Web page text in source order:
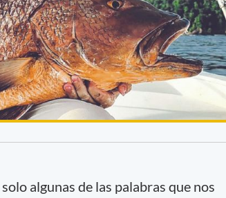
algunas de las palabras que nos